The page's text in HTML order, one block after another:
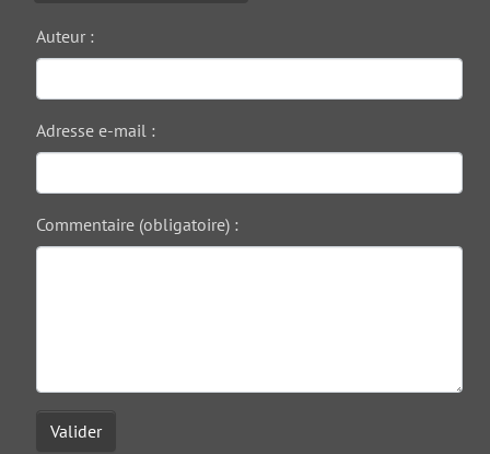
Auteur :
Adresse e-mail :
Commentaire (obligatoire) :
Valider